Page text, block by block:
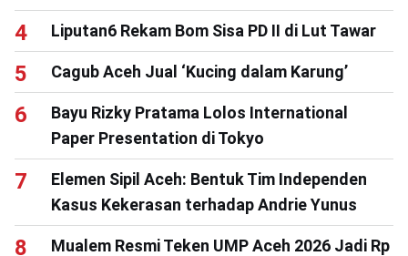
Liputan6 Rekam Bom Sisa PD II di Lut Tawar
Cagub Aceh Jual ‘Kucing dalam Karung’
Bayu Rizky Pratama Lolos International
Paper Presentation di Tokyo
Elemen Sipil Aceh: Bentuk Tim Independen
Kasus Kekerasan terhadap Andrie Yunus
Mualem Resmi Teken UMP Aceh 2026 Jadi Rp